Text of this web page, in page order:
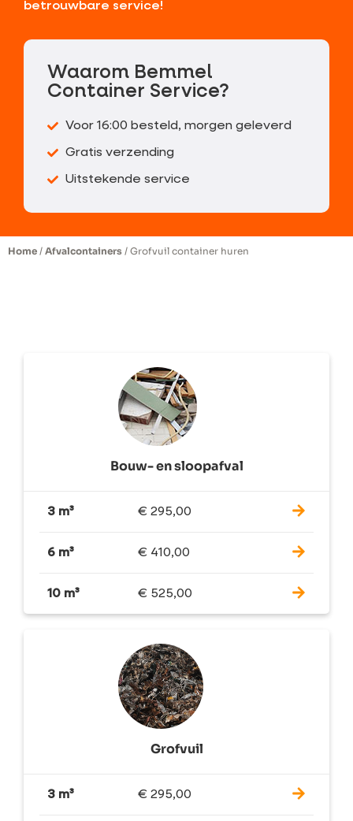
betrouwbare service!
Waarom Bemmel
Container Service?
Voor 16:00 besteld, morgen geleverd
Gratis verzending
Uitstekende service
Home / Afvalcontainers / Grofvuil container huren
Bouw- en sloopafval
3 m³ € 295,00
6 m³ € 410,00
10 m³ € 525,00
Grofvuil
3 m³ € 295,00